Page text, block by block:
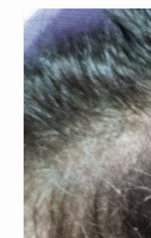
internacionais e nacio